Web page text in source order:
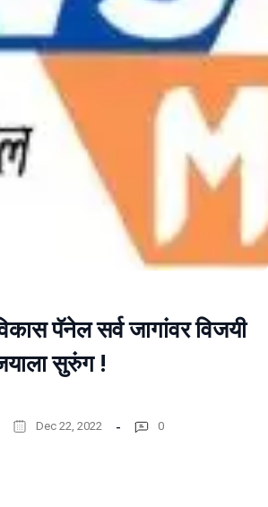
पॅनेल सर्व जागांवर विजयी
सुरुंग !
Dec 22, 2022 0